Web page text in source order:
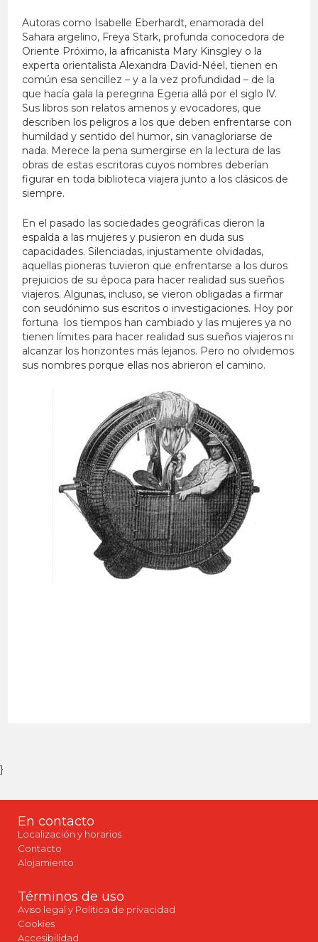
Autoras como Isabelle Eberhardt, enamorada del
Sahara argelino, Freya Stark, profunda conocedora de
Oriente Próximo, la africanista Mary Kinsgley o la
experta orientalista Alexandra David-Néel, tienen en
común esa sencillez – y a la vez profundidad – de la
que hacía gala la peregrina Egeria allá por el siglo lV.
Sus libros son relatos amenos y evocadores, que
describen los peligros a los que deben enfrentarse con
humildad y sentido del humor, sin vanagloriarse de
nada. Merece la pena sumergirse en la lectura de las
obras de estas escritoras cuyos nombres deberían
figurar en toda biblioteca viajera junto a los clásicos de
siempre.
En el pasado las sociedades geográficas dieron la
espalda a las mujeres y pusieron en duda sus
capacidades. Silenciadas, injustamente olvidadas,
aquellas pioneras tuvieron que enfrentarse a los duros
prejuicios de su época para hacer realidad sus sueños
viajeros. Algunas, incluso, se vieron obligadas a firmar
con seudónimo sus escritos o investigaciones. Hoy por
fortuna los tiempos han cambiado y las mujeres ya no
tienen límites para hacer realidad sus sueños viajeros ni
alcanzar los horizontes más lejanos. Pero no olvidemos
sus nombres porque ellas nos abrieron el camino.
}
En contacto
Localización y horarios
Contacto
Alojamiento
Términos de uso
Aviso legal y Política de privacidad
Cookies
Accesibilidad